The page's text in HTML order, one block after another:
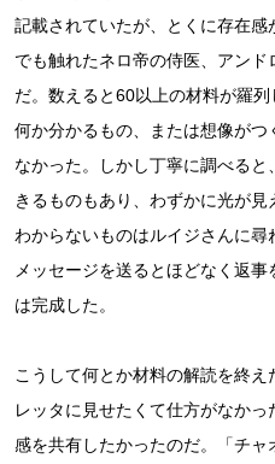
記載されていたが、とくに存在感
でも触れたネロ帝の侍医、アンド
だ。数えると60以上の材料が羅
何か分かるもの、または想像がつ
なかった。しかし丁寧に調べる
きるものもあり、わずかに光が見
わからないものはルイジさんに尋
メッセージを送るとほどなく返事
は完成した。
こうして何とか材料の解読を終え
レッタに見せたくて仕方がなか
感を共有したかったのだ。「チャ